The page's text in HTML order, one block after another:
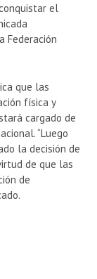
el
Federación
que las
física y
cargado de
“Luego
la decisión de
de que las
de